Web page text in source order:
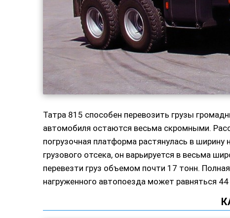
Татра 815 способен перевозить грузы
автомобиля остаются весьма скромными.
погрузочная платформа растянулась в
грузового отсека, он варьируется в весьма
перевезти груз объемом почти 17 тонн.
нагруженного автопоезда может равняться